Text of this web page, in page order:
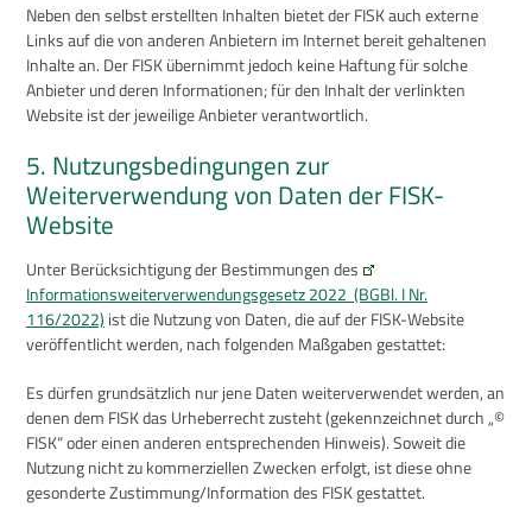
Neben den selbst erstellten Inhalten bietet der FISK auch externe
Links auf die von anderen Anbietern im Internet bereit gehaltenen
Inhalte an. Der FISK übernimmt jedoch keine Haftung für solche
Anbieter und deren Informationen; für den Inhalt der verlinkten
Website ist der jeweilige Anbieter verantwortlich.
5. Nutzungsbedingungen zur
Weiterverwendung von Daten der FISK-
Website
Unter Berücksichtigung der Bestimmungen des
Informationsweiterverwendungsgesetz 2022 (BGBl. I Nr.
116/2022) ist die Nutzung von Daten, die auf der FISK-Website
veröffentlicht werden, nach folgenden Maßgaben gestattet:
Es dürfen grundsätzlich nur jene Daten weiterverwendet werden, an
denen dem FISK das Urheberrecht zusteht (gekennzeichnet durch „©
FISK“ oder einen anderen entsprechenden Hinweis). Soweit die
Nutzung nicht zu kommerziellen Zwecken erfolgt, ist diese ohne
gesonderte Zustimmung/Information des FISK gestattet.